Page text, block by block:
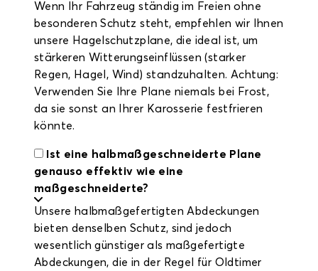
Wenn Ihr Fahrzeug ständig im Freien ohne
besonderen Schutz steht, empfehlen wir Ihnen
unsere Hagelschutzplane, die ideal ist, um
stärkeren Witterungseinflüssen (starker
Regen, Hagel, Wind) standzuhalten. Achtung:
Verwenden Sie Ihre Plane niemals bei Frost,
da sie sonst an Ihrer Karosserie festfrieren
könnte.
Ist eine halbmaßgeschneiderte Plane
genauso effektiv wie eine
maßgeschneiderte?
Unsere halbmaßgefertigten Abdeckungen
bieten denselben Schutz, sind jedoch
wesentlich günstiger als maßgefertigte
Abdeckungen, die in der Regel für Oldtimer